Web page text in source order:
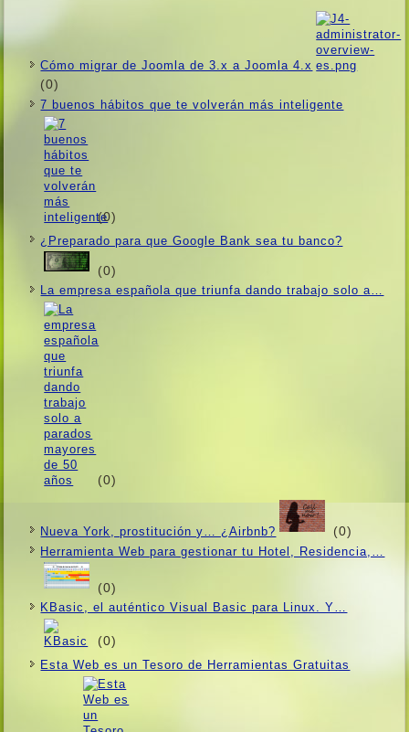
Cómo migrar de Joomla de 3.x a Joomla 4.x
(0)
7 buenos hábitos que te volverán más inteligente
(0)
¿Preparado para que Google Bank sea tu banco?
(0)
La empresa española que triunfa dando trabajo solo a…
(0)
Nueva York, prostitución y… ¿Airbnb? (0)
Herramienta Web para gestionar tu Hotel, Residencia,…
(0)
KBasic, el auténtico Visual Basic para Linux. Y…
(0)
Esta Web es un Tesoro de Herramientas Gratuitas